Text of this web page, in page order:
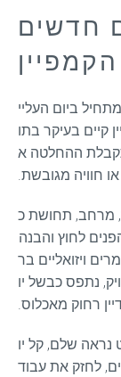
חדשים
ביום העליי
קיים בעיקר בתו
ההחלטה א
חוויה מגובשת.
מרחב, תחושת כ
ויזואליים בר
נתפס כבשל יו
רחוק מאכלוס.
שלם, קל יו
לחזק את עבוד